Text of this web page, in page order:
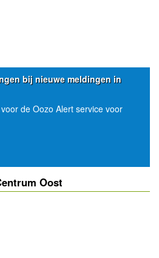
bij nieuwe meldingen in
de Oozo Alert service voor
Oost